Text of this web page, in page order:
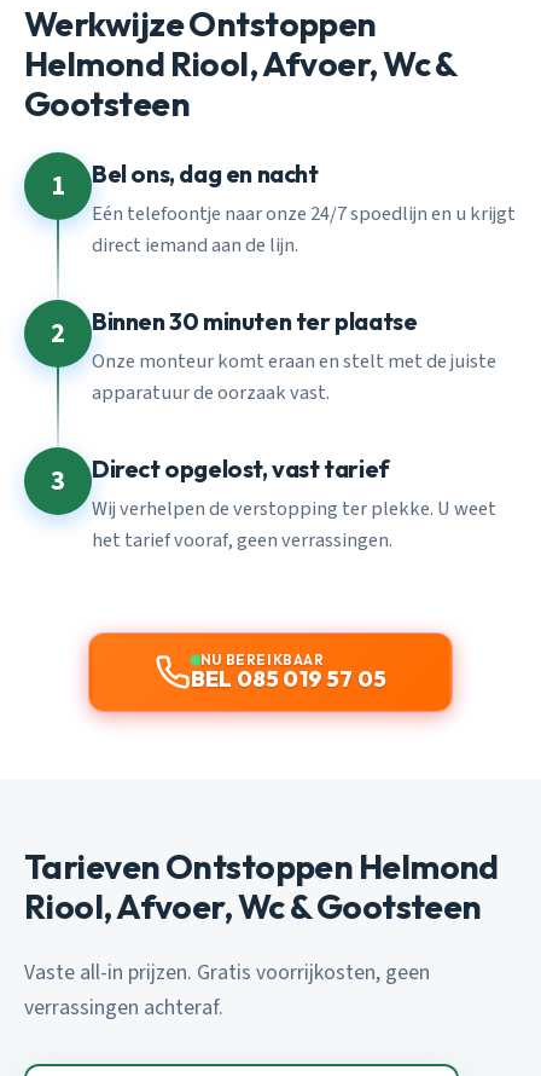
Werkwijze Ontstoppen
Helmond Riool, Afvoer, Wc &
Gootsteen
1 Bel ons, dag en nacht
Eén telefoontje naar onze 24/7 spoedlijn en u krijgt
direct iemand aan de lijn.
2 Binnen 30 minuten ter plaatse
Onze monteur komt eraan en stelt met de juiste
apparatuur de oorzaak vast.
3 Direct opgelost, vast tarief
Wij verhelpen de verstopping ter plekke. U weet
het tarief vooraf, geen verrassingen.
NU BEREIKBAAR
BEL 085 019 57 05
Tarieven Ontstoppen Helmond
Riool, Afvoer, Wc & Gootsteen
Vaste all-in prijzen. Gratis voorrijkosten, geen
verrassingen achteraf.